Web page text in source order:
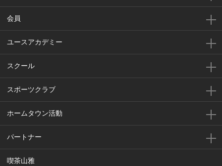
会員
ユースアカデミー
スクール
スポーツクラブ
ホームタウン活動
パートナー
喫茶山雅